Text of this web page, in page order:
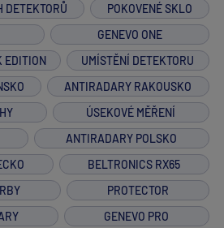
DETEKTORŮ
POKOVENÉ SKLO
GENEVO ONE
EDITION
UMÍSTĚNÍ DETEKTORU
ANTIRADARY RAKOUSKO
ÚSEKOVÉ MĚŘENÍ
ANTIRADARY POLSKO
BELTRONICS RX65
PROTECTOR
GENEVO PRO